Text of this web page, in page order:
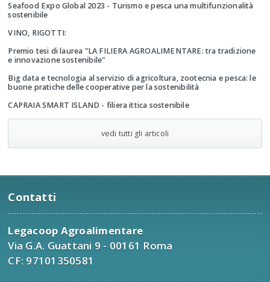
Seafood Expo Global 2023 - Turismo e pesca una multifunzionalità
sostenibile
VINO, RIGOTTI:
Premio tesi di laurea "LA FILIERA AGROALIMENTARE: tra tradizione
e innovazione sostenibile"
Big data e tecnologia al servizio di agricoltura, zootecnia e pesca: le
buone pratiche delle cooperative per la sostenibilità
CAPRAIA SMART ISLAND - filiera ittica sostenibile
vedi tutti gli articoli
Contatti
Legacoop Agroalimentare
Via G.A. Guattani 9 - 00161 Roma
CF: 97101350581